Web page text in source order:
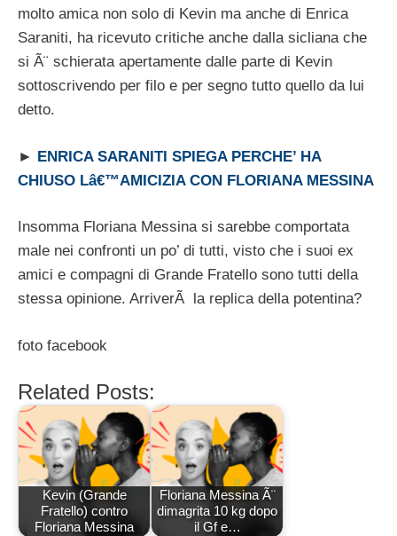
molto amica non solo di Kevin ma anche di Enrica
Saraniti, ha ricevuto critiche anche dalla sicliana che
si Ã¨ schierata apertamente dalle parte di Kevin
sottoscrivendo per filo e per segno tutto quello da lui
detto.
► ENRICA SARANITI SPIEGA PERCHE’ HA
CHIUSO Lâ€™AMICIZIA CON FLORIANA MESSINA
Insomma Floriana Messina si sarebbe comportata
male nei confronti un po’ di tutti, visto che i suoi ex
amici e compagni di Grande Fratello sono tutti della
stessa opinione. ArriverÃ la replica della potentina?
foto facebook
Related Posts:
Kevin (Grande
Fratello) contro
Floriana Messina
Floriana Messina Ã¨
dimagrita 10 kg dopo
il Gf e…